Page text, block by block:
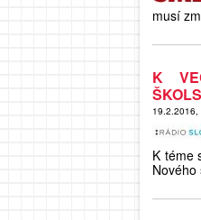
musí
K
19.2.2016,
K téme
Nového